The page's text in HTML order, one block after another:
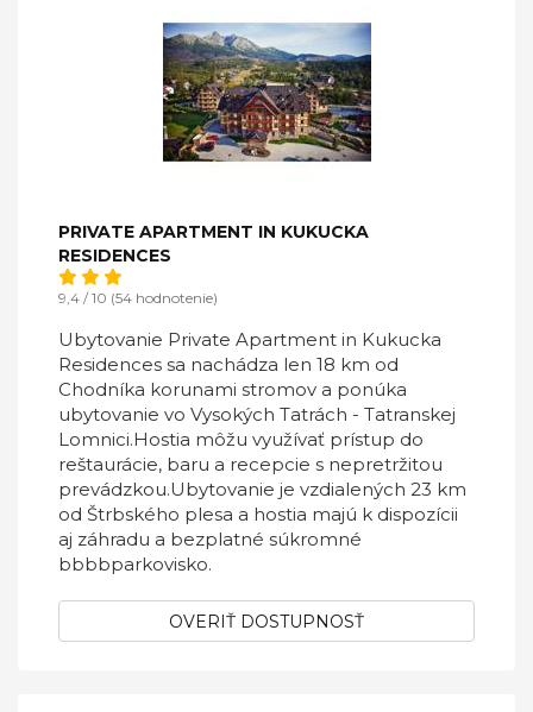
PRIVATE APARTMENT IN KUKUCKA
RESIDENCES
9,4 / 10 (54 hodnotenie)
Ubytovanie Private Apartment in Kukucka
Residences sa nachádza len 18 km od
Chodníka korunami stromov a ponúka
ubytovanie vo Vysokých Tatrách - Tatranskej
Lomnici.Hostia môžu využívať prístup do
reštaurácie, baru a recepcie s nepretržitou
prevádzkou.Ubytovanie je vzdialených 23 km
od Štrbského plesa a hostia majú k dispozícii
aj záhradu a bezplatné súkromné
bbbbparkovisko.
OVERIŤ DOSTUPNOSŤ